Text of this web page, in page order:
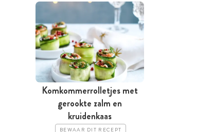
Komkommerrolletjes met
gerookte zalm en
kruidenkaas
BEWAAR DIT RECEPT